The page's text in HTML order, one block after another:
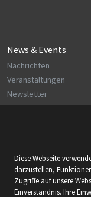
News & Events
Nachrichten
Veranstaltungen
Newsletter
Wir sind zertifiziert nach:
ISO 9001 | ISO 14001 |
Diese Webseite
darzustellen,
Zugriffe auf unsere
Einverständnis. Ihre